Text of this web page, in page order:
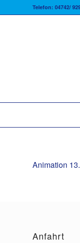
Telefon: 04742/
Animation
Anfahrt